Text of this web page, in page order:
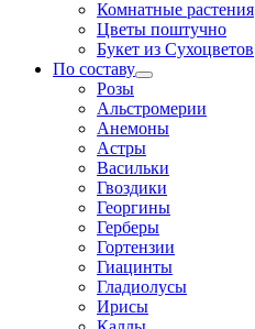
Комнатные растения
Цветы поштучно
Букет из Сухоцветов
По составу
Розы
Альстромерии
Анемоны
Астры
Васильки
Гвоздики
Георгины
Герберы
Гортензии
Гиацинты
Гладиолусы
Ирисы